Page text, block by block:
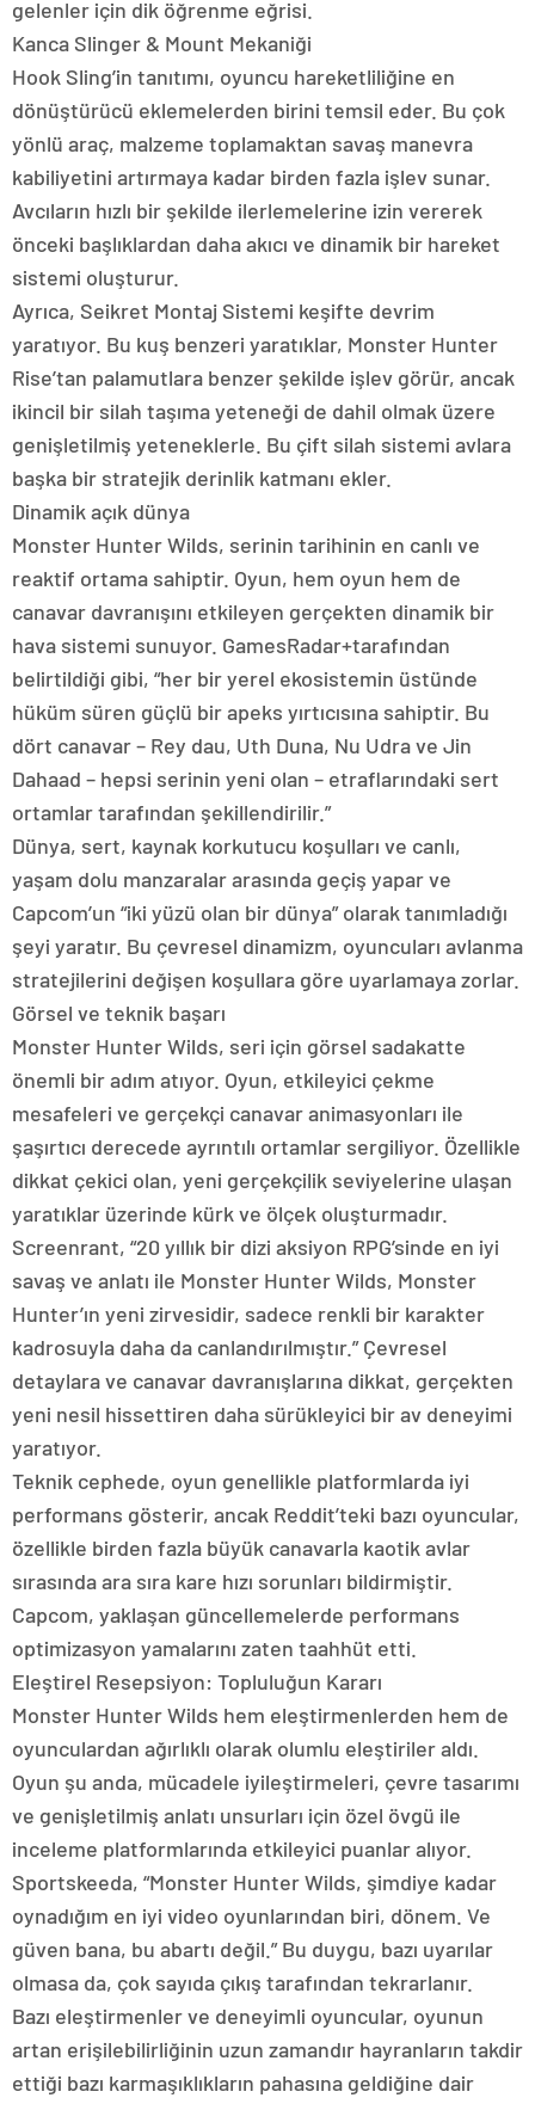
gelenler için dik öğrenme eğrisi.
Kanca Slinger & Mount Mekaniği
Hook Sling’in tanıtımı, oyuncu hareketliliğine en
dönüştürücü eklemelerden birini temsil eder. Bu çok
yönlü araç, malzeme toplamaktan savaş manevra
kabiliyetini artırmaya kadar birden fazla işlev sunar.
Avcıların hızlı bir şekilde ilerlemelerine izin vererek
önceki başlıklardan daha akıcı ve dinamik bir hareket
sistemi oluşturur.
Ayrıca, Seikret Montaj Sistemi keşifte devrim
yaratıyor. Bu kuş benzeri yaratıklar, Monster Hunter
Rise’tan palamutlara benzer şekilde işlev görür, ancak
ikincil bir silah taşıma yeteneği de dahil olmak üzere
genişletilmiş yeteneklerle. Bu çift silah sistemi avlara
başka bir stratejik derinlik katmanı ekler.
Dinamik açık dünya
Monster Hunter Wilds, serinin tarihinin en canlı ve
reaktif ortama sahiptir. Oyun, hem oyun hem de
canavar davranışını etkileyen gerçekten dinamik bir
hava sistemi sunuyor. GamesRadar+tarafından
belirtildiği gibi, “her bir yerel ekosistemin üstünde
hüküm süren güçlü bir apeks yırtıcısına sahiptir. Bu
dört canavar – Rey dau, Uth Duna, Nu Udra ve Jin
Dahaad – hepsi serinin yeni olan – etraflarındaki sert
ortamlar tarafından şekillendirilir.”
Dünya, sert, kaynak korkutucu koşulları ve canlı,
yaşam dolu manzaralar arasında geçiş yapar ve
Capcom’un “iki yüzü olan bir dünya” olarak tanımladığı
şeyi yaratır. Bu çevresel dinamizm, oyuncuları avlanma
stratejilerini değişen koşullara göre uyarlamaya zorlar.
Görsel ve teknik başarı
Monster Hunter Wilds, seri için görsel sadakatte
önemli bir adım atıyor. Oyun, etkileyici çekme
mesafeleri ve gerçekçi canavar animasyonları ile
şaşırtıcı derecede ayrıntılı ortamlar sergiliyor. Özellikle
dikkat çekici olan, yeni gerçekçilik seviyelerine ulaşan
yaratıklar üzerinde kürk ve ölçek oluşturmadır.
Screenrant, “20 yıllık bir dizi aksiyon RPG’sinde en iyi
savaş ve anlatı ile Monster Hunter Wilds, Monster
Hunter’ın yeni zirvesidir, sadece renkli bir karakter
kadrosuyla daha da canlandırılmıştır.” Çevresel
detaylara ve canavar davranışlarına dikkat, gerçekten
yeni nesil hissettiren daha sürükleyici bir av deneyimi
yaratıyor.
Teknik cephede, oyun genellikle platformlarda iyi
performans gösterir, ancak Reddit’teki bazı oyuncular,
özellikle birden fazla büyük canavarla kaotik avlar
sırasında ara sıra kare hızı sorunları bildirmiştir.
Capcom, yaklaşan güncellemelerde performans
optimizasyon yamalarını zaten taahhüt etti.
Eleştirel Resepsiyon: Topluluğun Kararı
Monster Hunter Wilds hem eleştirmenlerden hem de
oyunculardan ağırlıklı olarak olumlu eleştiriler aldı.
Oyun şu anda, mücadele iyileştirmeleri, çevre tasarımı
ve genişletilmiş anlatı unsurları için özel övgü ile
inceleme platformlarında etkileyici puanlar alıyor.
Sportskeeda, “Monster Hunter Wilds, şimdiye kadar
oynadığım en iyi video oyunlarından biri, dönem. Ve
güven bana, bu abartı değil.” Bu duygu, bazı uyarılar
olmasa da, çok sayıda çıkış tarafından tekrarlanır.
Bazı eleştirmenler ve deneyimli oyuncular, oyunun
artan erişilebilirliğinin uzun zamandır hayranların takdir
ettiği bazı karmaşıklıkların pahasına geldiğine dair